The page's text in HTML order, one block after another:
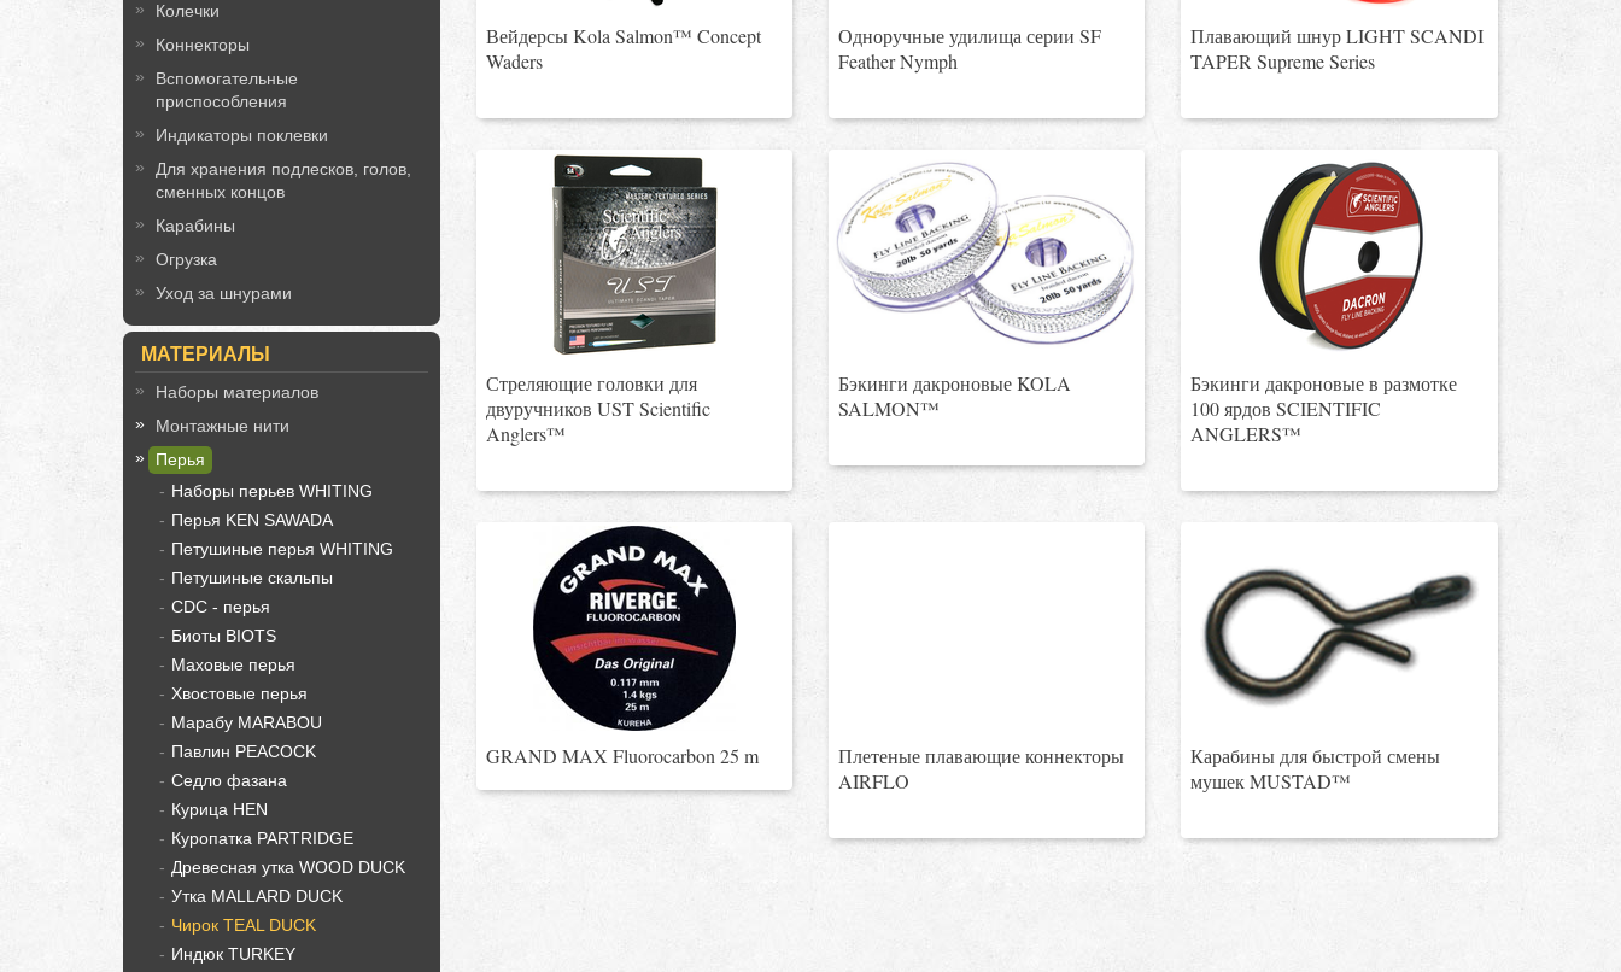
Колечки
Коннекторы
Вспомогательные
приспособления
Индикаторы поклевки
Для хранения подлесков, голов,
сменных концов
Карабины
Огрузка
Уход за шнурами
МАТЕРИАЛЫ
Наборы материалов
Монтажные нити
Перья
Наборы перьев WHITING
Перья KEN SAWADA
Петушиные перья WHITING
Петушиные скальпы
CDC - перья
Биоты BIOTS
Маховые перья
Хвостовые перья
Марабу MARABOU
Павлин PEACOCK
Седло фазана
Курица HEN
Куропатка PARTRIDGE
Древесная утка WOOD DUCK
Утка MALLARD DUCK
Чирок TEAL DUCK
Индюк TURKEY
Вейдерсы Kola Salmon™ Concept
Waders
Одноручные удилища серии SF
Feather Nymph
Плавающий шнур LIGHT SCANDI
TAPER Supreme Series
Стреляющие головки для
двуручников UST Scientific
Anglers™
Бэкинги дакроновые KOLA
SALMON™
Бэкинги дакроновые в размотке
100 ярдов SCIENTIFIC
ANGLERS™
GRAND MAX Fluorocarbon 25 m
Плетеные плавающие коннекторы
AIRFLO
Карабины для быстрой смены
мушек MUSTAD™